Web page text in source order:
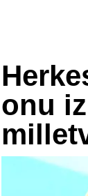
onu